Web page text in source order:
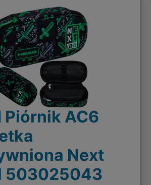
Piórnik AC6
Next
503025043